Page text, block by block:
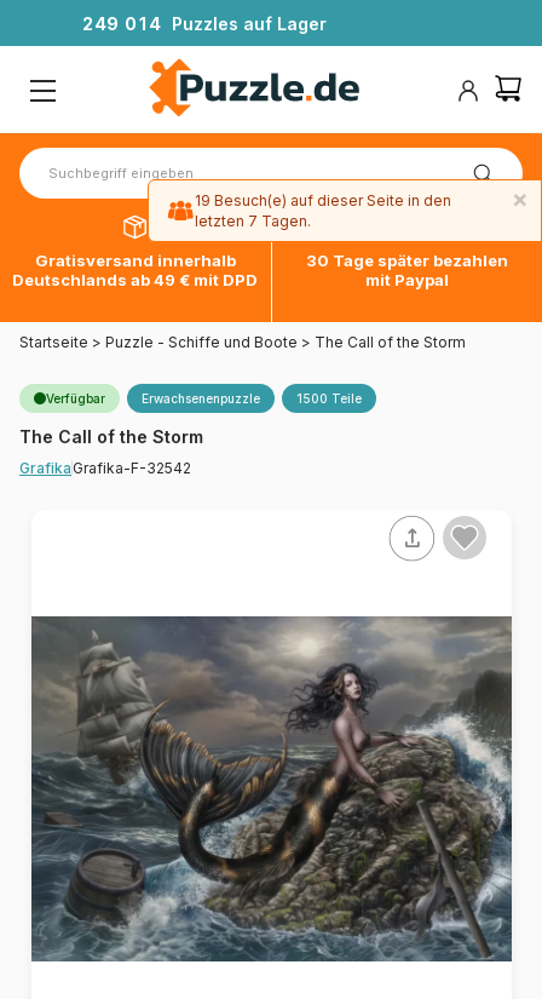
249 01 4 Puzzles auf Lager
Gratisversand innerhalb
Deutschlands ab 49 € mit DPD
30 Tage später bezahlen
mit Paypal
Startseite > Puzzle - Schiffe und Boote > The Call of the Storm
Verfügbar Erwachsenenpuzzle 1500 Teile
The Call of the Storm
Grafika Grafika-F-32542
×
19 Besuch(e) auf dieser Seite in den
letzten 7 Tagen.